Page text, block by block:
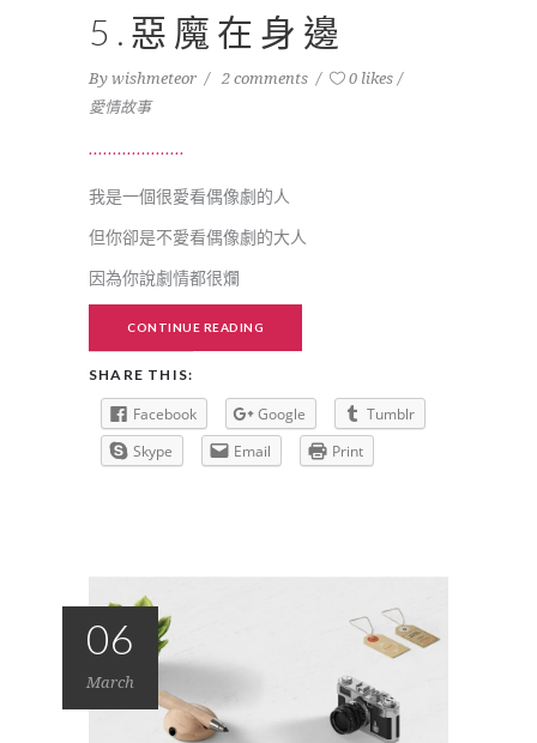
5.惡魔在身邊
By wishmeteor 2 comments
0 likes
愛情故事
我是一個很愛看偶像劇的人
但你卻是不愛看偶像劇的大人
因為你說劇情都很爛
CONTINUE READING
SHARE THIS:
Facebook Google
Tumblr
Skype
Email Print
06
March